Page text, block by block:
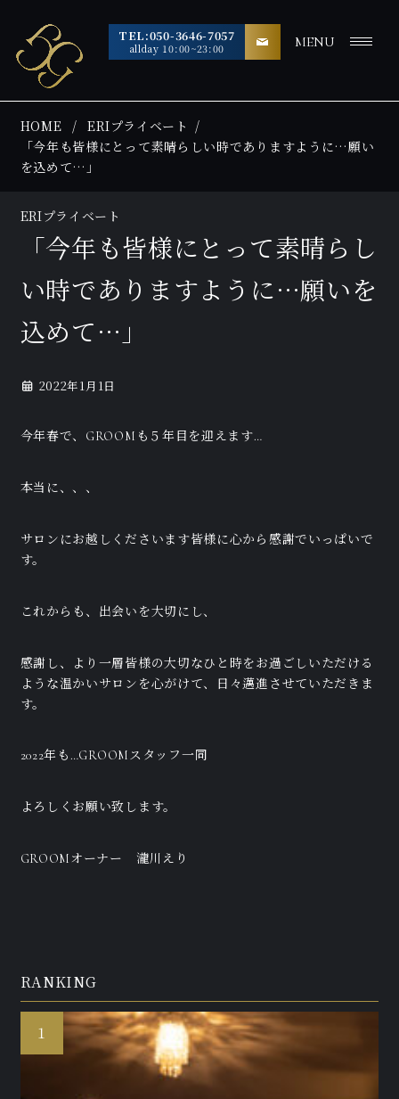
TEL:050-3646-7057
allday 10:00~23:00 MENU
HOME
ERIプライベート
「今年も皆様にとって素晴らしい時でありますように…願い
を込めて…」
ERIプライベート
「今年も皆様にとって素晴らし
い時でありますように…願いを
込めて…」
2022年1月1日
今年春で、GROOMも５年目を迎えます…
本当に、、、
サロンにお越しくださいます皆様に心から感謝でいっぱいで
す。
これからも、出会いを大切にし、
感謝し、より一層皆様の大切なひと時をお過ごしいただける
ような温かいサロンを心がけて、日々邁進させていただきま
す。
2022年も…GROOMスタッフ一同
よろしくお願い致します。
GROOMオーナー 瀧川えり
RANKING